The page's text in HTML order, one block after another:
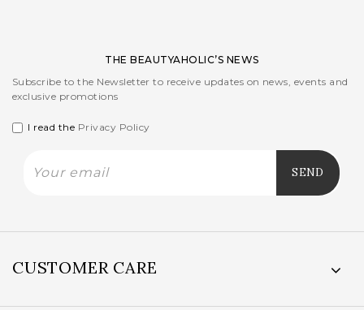
THE BEAUTYAHOLIC’S NEWS
Subscribe to the Newsletter to receive updates on news, events and
exclusive promotions
I read the Privacy Policy
CUSTOMER CARE